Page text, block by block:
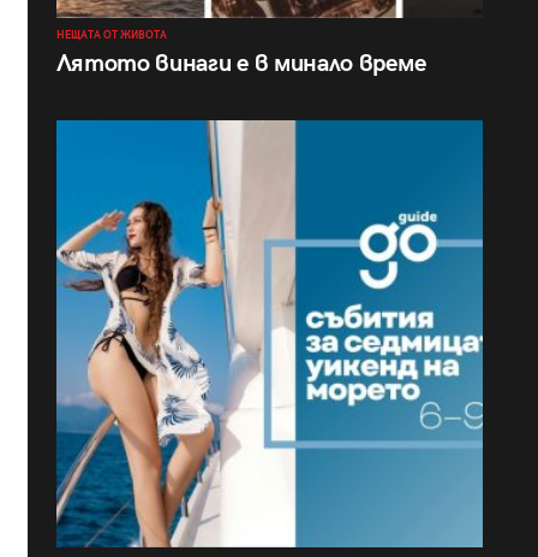
НЕЩАТА ОТ ЖИВОТА
Лятото винаги е в минало време